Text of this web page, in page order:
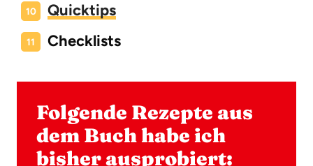
Quicktips
Checklists
Folgende Rezepte aus
dem Buch habe ich
bisher ausprobiert: